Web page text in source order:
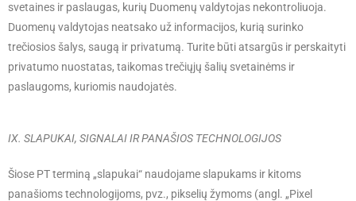
svetaines ir paslaugas, kurių Duomenų valdytojas nekontroliuoja.
Duomenų valdytojas neatsako už informacijos, kurią surinko
trečiosios šalys, saugą ir privatumą. Turite būti atsargūs ir perskaityti
privatumo nuostatas, taikomas trečiųjų šalių svetainėms ir
paslaugoms, kuriomis naudojatės.
IX. SLAPUKAI, SIGNALAI IR PANAŠIOS TECHNOLOGIJOS
Šiose PT terminą „slapukai“ naudojame slapukams ir kitoms
panašioms technologijoms, pvz., pikselių žymoms (angl. „Pixel